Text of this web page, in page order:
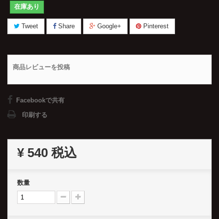
在庫あり
Tweet Share Google+ Pinterest
商品レビューを投稿
Facebookで共有
印刷する
¥ 540 税込
数量